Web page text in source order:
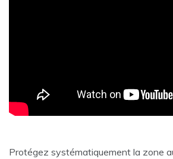
Protégez systématiquement la zone